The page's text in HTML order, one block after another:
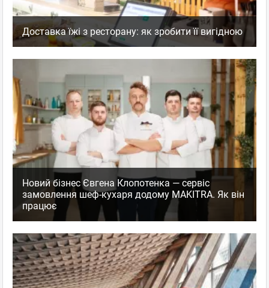
Доставка їжі з ресторану: як зробити її вигідною
Новий бізнес Євгена Клопотенка — сервіс
замовлення шеф-кухаря додому MAKITRA. Як він
працює